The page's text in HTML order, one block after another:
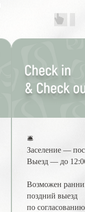
🛎
Заселение —
Выезд — до
Возможен
поздний выезд
по